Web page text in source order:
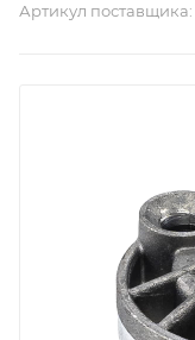
Артикул поставщика: